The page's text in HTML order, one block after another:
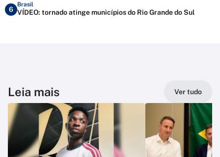
6
Brasil
VÍDEO: tornado atinge municípios do Rio Grande do Sul
Leia mais Ver tudo